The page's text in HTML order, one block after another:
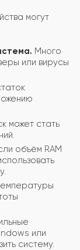
могут
Много
или вирусы
может стать
объём RAM
или
систему.